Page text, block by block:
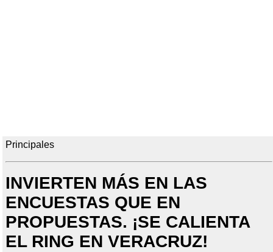
Principales
INVIERTEN MÁS EN LAS
ENCUESTAS QUE EN
PROPUESTAS. ¡SE CALIENTA
EL RING EN VERACRUZ!